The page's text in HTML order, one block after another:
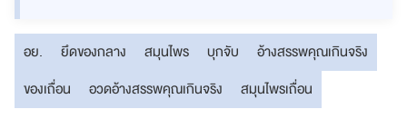
อย. ยึดของกลาง สมุนไพร บุกจับ
อ้างสรรพคุณเกินจริง
ของเถื่อน
อวดอ้างสรรพคุณเกินจริง สมุนไพรเถื่อน